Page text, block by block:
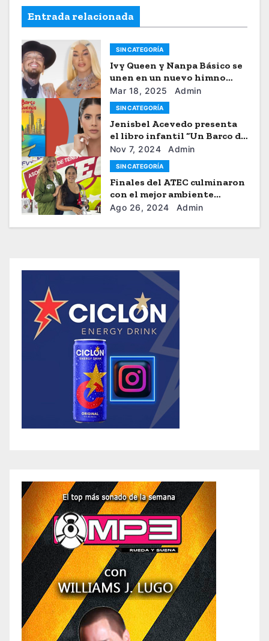
Entrada relacionada
SIN CATEGORÍA
Ivy Queen y Nanpa Básico se
unen en un nuevo himno
musical
Mar 18, 2025 Admin
SIN CATEGORÍA
Jenisbel Acevedo presenta
el libro infantil “Un Barco de
Sueños”
Nov 7, 2024 Admin
SIN CATEGORÍA
Finales del ATEC culminaron
con el mejor ambiente
tenístico
Ago 26, 2024 Admin